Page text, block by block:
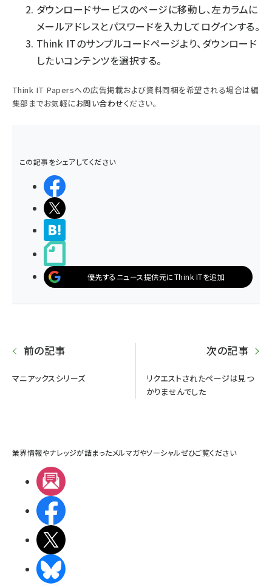
ダウンロードサービスのページに移動し、左カラムに
メールアドレスとパスワードを入力してログインする。
Think ITのサンプルコードページより、ダウンロード
したいコンテンツを選択する。
Think IT Papersへの広告掲載および資料同梱を希望される場合は編
集部までお気軽にお問い合わせください。
この記事をシェアしてください
優先するニュース提供元にThink ITを追加
前の記事
マニアックスシリーズ
次の記事
リクエストされたページは見つ
かりませんでした
業界情報やナレッジが詰まったメルマガやソーシャルぜひご覧ください